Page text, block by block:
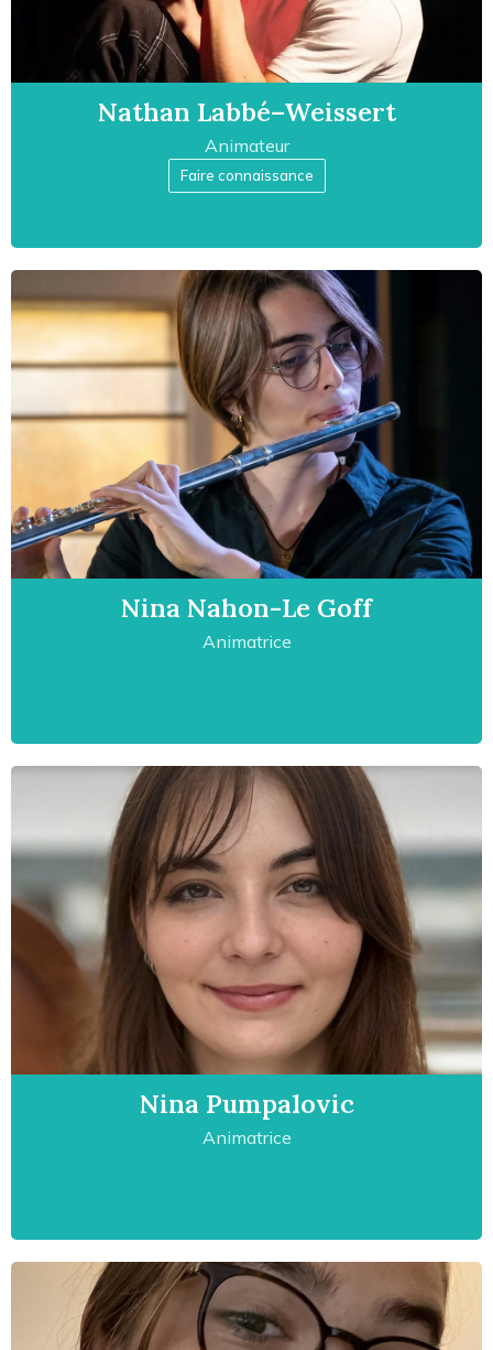
Nathan Labbé–Weissert
Animateur
Faire connaissance
Nina Nahon-Le Goff
Animatrice
Nina Pumpalovic
Animatrice